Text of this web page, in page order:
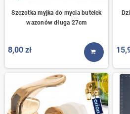
Szczotka myjka do mycia butelek
wazonów długa 27cm
8,00 zł
KUP TERAZ